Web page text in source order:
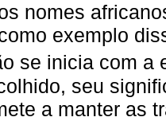
nomes
exemplo
se inicia com a
seu
a manter as